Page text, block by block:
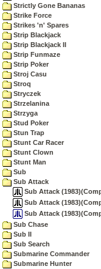
Strictly Gone Bananas
Strike Force
Strikes 'n' Spares
Strip Blackjack
Strip Blackjack II
Strip Funmaze
Strip Poker
Stroj Casu
Stroq
Stryczek
Strzelanina
Strzyga
Stud Poker
Stun Trap
Stunt Car Racer
Stunt Clown
Stunt Man
Sub
Sub Attack
Sub Attack
Sub Attack
Sub Attack
Sub Chase
Sub II
Sub Search
Submarine Commander
Submarine Hunter